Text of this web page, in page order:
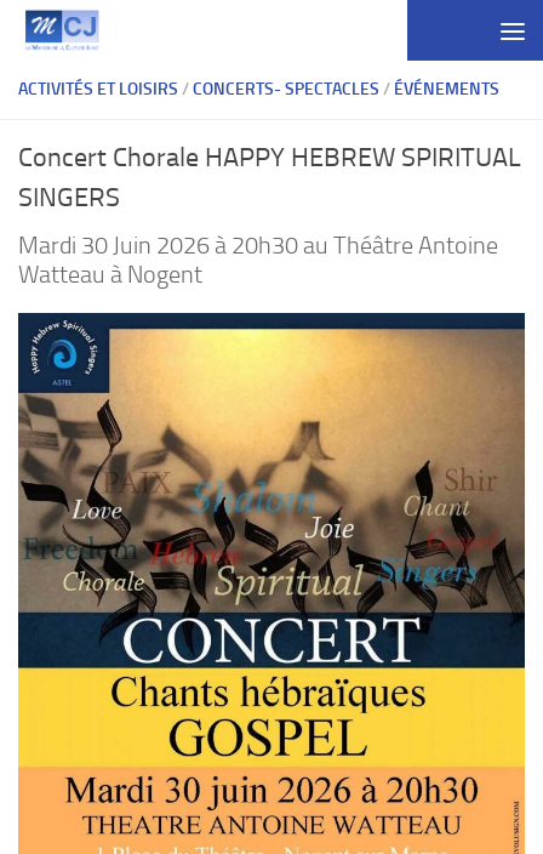
Skip to content
ACTIVITÉS ET LOISIRS /CONCERTS- SPECTACLES / ÉVÉNEMENTS
Concert Chorale HAPPY HEBREW SPIRITUAL
SINGERS
Mardi 30 Juin 2026 à 20h30 au Théâtre Antoine
Watteau à Nogent